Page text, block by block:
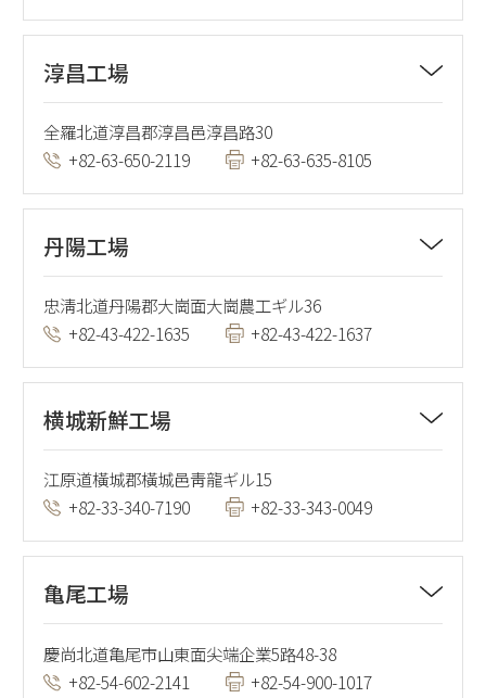
淳昌工場
全羅北道淳昌郡淳昌邑淳昌路30
+82-63-650-2119
+82-63-635-8105
丹陽工場
忠淸北道丹陽郡大崗面大崗農工ギル36
+82-43-422-1635
+82-43-422-1637
横城新鮮工場
江原道橫城郡橫城邑靑龍ギル15
+82-33-340-7190
+82-33-343-0049
亀尾工場
慶尚北道亀尾市山東面尖端企業5路48-38
+82-54-602-2141
+82-54-900-1017